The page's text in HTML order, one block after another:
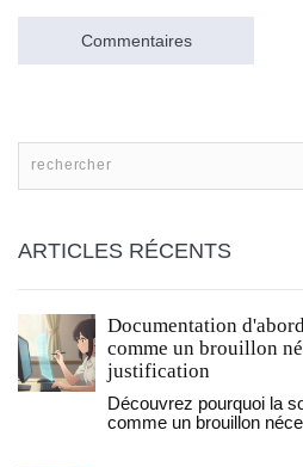
Commentaires
ARTICLES RÉCENTS
Documentation
comme un brouillon
justification
Découvrez pourquoi la
comme un brouillon